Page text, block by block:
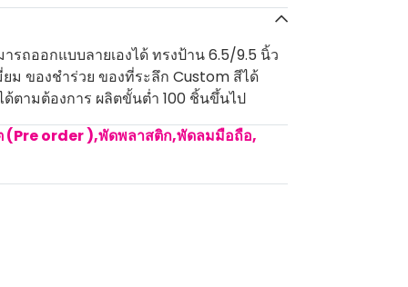
รถออกแบบลายเองได้ ทรงป้าน 6.5/9.5 นิ้ว
ม ของชำร่วย ของที่ระลึก Custom สีได้
ตามต้องการ ผลิตขั้นต่ำ 100 ชิ้นขึ้นไป
(Pre order ),พัดพลาสติก,พัดลมมือถือ,